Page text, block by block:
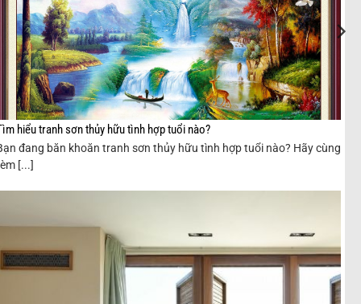
hiểu tranh sơn thủy hữu tình hợp tuổi nào?
đang băn khoăn tranh sơn thủy hữu tình hợp tuổi nào? Hãy cùng
[...]